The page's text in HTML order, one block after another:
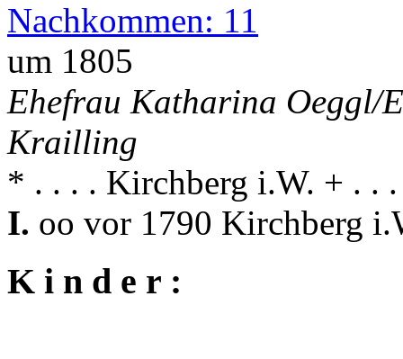
Nachkommen: 11
um 1805
Ehefrau Katharina Oeggl/
Krailling
* . . . . Kirchberg i.W. + . . .
I. oo vor 1790 Kirchberg
K i n d e r :